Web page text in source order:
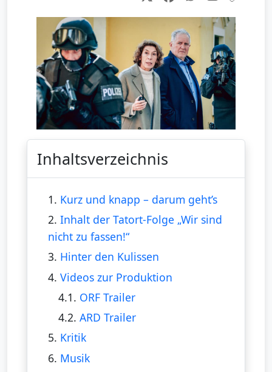
Inhaltsverzeichnis
1. Kurz und knapp – darum geht’s
2. Inhalt der Tatort-Folge „Wir sind
nicht zu fassen!“
3. Hinter den Kulissen
4. Videos zur Produktion
4.1. ORF Trailer
4.2.ARD Trailer
5. Kritik
6. Musik